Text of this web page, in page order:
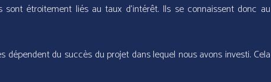
étroitement liés au taux d’intérêt. Ils se connaissent donc au
du succès du projet dans lequel nous avons investi. Cela